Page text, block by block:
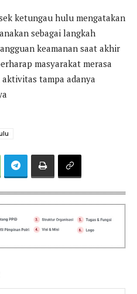
ketungau hulu mengatakan
sebagai langkah
keamanan saat akhir
masyarakat merasa
tampa adanya